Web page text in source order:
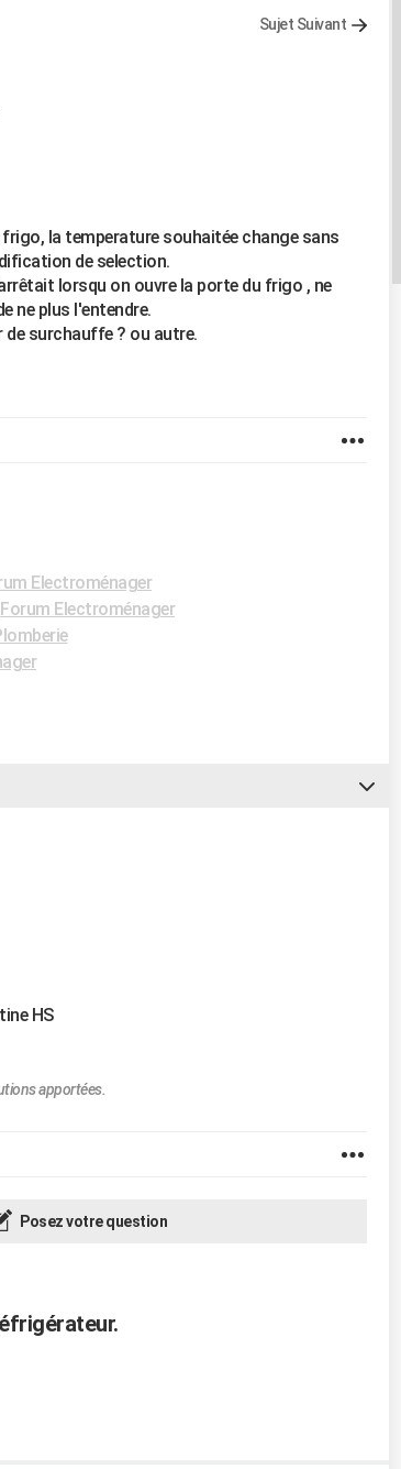
Sujet Suivant
la temperature souhaitée change sans
de selection.
lorsqu on ouvre la porte du frigo , ne
ne plus l'entendre.
de surchauffe ? ou autre.
Electroménager
Forum Electroménager
HS
apportées.
Posez votre question